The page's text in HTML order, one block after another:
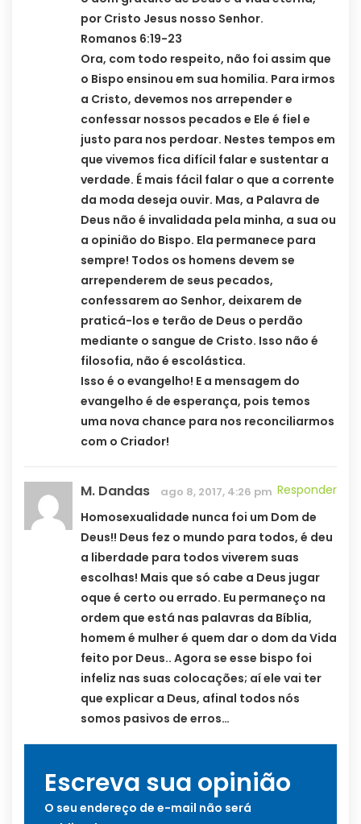
por Cristo Jesus nosso Senhor.
Romanos 6:19-23
Ora, com todo respeito, não foi assim que
o Bispo ensinou em sua homilia. Para irmos
a Cristo, devemos nos arrepender e
confessar nossos pecados e Ele é fiel e
justo para nos perdoar. Nestes tempos em
que vivemos fica difícil falar e sustentar a
verdade. É mais fácil falar o que a corrente
da moda deseja ouvir. Mas, a Palavra de
Deus não é invalidada pela minha, a sua ou
a opinião do Bispo. Ela permanece para
sempre! Todos os homens devem se
arrependerem de seus pecados,
confessarem ao Senhor, deixarem de
praticá-los e terão de Deus o perdão
mediante o sangue de Cristo. Isso não é
filosofia, não é escolástica.
Isso é o evangelho! E a mensagem do
evangelho é de esperança, pois temos
uma nova chance para nos reconciliarmos
com o Criador!
M. Dandas ago 8, 2017, 4:26 pm Responder
Homosexualidade nunca foi um Dom de
Deus!! Deus fez o mundo para todos, é deu
a liberdade para todos viverem suas
escolhas! Mais que só cabe a Deus jugar
oque é certo ou errado. Eu permaneço na
ordem que está nas palavras da Bíblia,
homem é mulher é quem dar o dom da Vida
feito por Deus.. Agora se esse bispo foi
infeliz nas suas colocações; aí ele vai ter
que explicar a Deus, afinal todos nós
somos pasivos de erros…
Escreva sua opinião
O seu endereço de e-mail não será